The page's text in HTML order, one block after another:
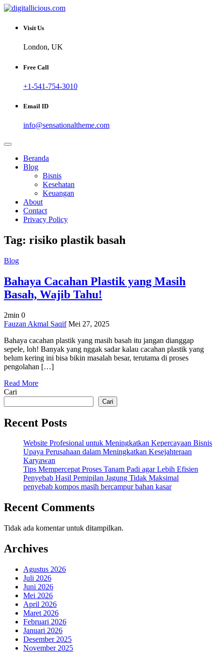
Skip
content
digitallicious.com
Sharing Digital Information
Visit Us
London, UK
Free Call
+1-541-754-3010
Email ID
info@sensationaltheme.com
Beranda
Blog
Bisnis
Kesehatan
Keuangan
About
Contact
Privacy Policy
Tag: risiko plastik basah
Blog
Bahaya Cacahan Plastik yang Masih
Basah, Wajib Tahu!
2min 0
on
Cacahan
Plastik
yang
Masih
Wajib
Tahu!
Fauzan Akmal Saqif Mei 27, 2025
Bahaya cacahan plastik yang masih basah itu jangan dianggap
sepele, loh! Banyak yang nggak sadar kalau cacahan plastik yang
belum kering ini bisa bikin masalah besar, terutama di proses
pengolahan […]
Read More
Cari
Cari
Recent Posts
Website Profesional untuk Meningkatkan Kepercayaan Bisnis
Upaya Perusahaan dalam Meningkatkan Kesejahteraan
Karyawan
Tips Mempercepat Proses Tanam Padi agar Lebih Efisien
Penyebab Hasil Pemipilan Jagung Tidak Maksimal
penyebab kompos masih bercampur bahan kasar
Recent Comments
Tidak ada komentar untuk ditampilkan.
Archives
Agustus 2026
Juli 2026
Juni 2026
Mei 2026
April 2026
Maret 2026
Februari 2026
Januari 2026
Desember 2025
November 2025